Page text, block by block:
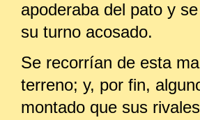
apoderaba del pato y
su turno acosado.
Se recorrían de esta
terreno; y, por fin,
montado que sus